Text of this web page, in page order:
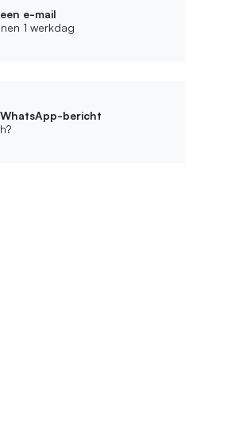
e-mail
1 werkdag
bericht